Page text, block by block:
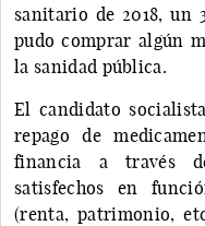
sanitario de 2018, un
pudo comprar algún
la sanidad pública.
El candidato
repago de
financia a través
satisfechos en
(renta, patrimonio,